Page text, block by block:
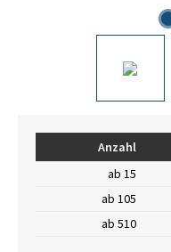
Anzahl
ab 15
ab 105
ab 510